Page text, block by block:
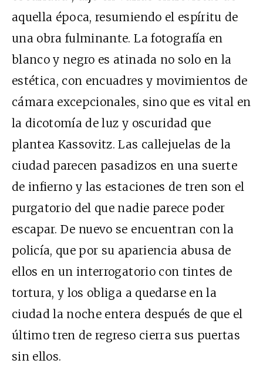
aquella época, resumiendo el espíritu de
una obra fulminante. La fotografía en
blanco y negro es atinada no solo en la
estética, con encuadres y movimientos de
cámara excepcionales, sino que es vital en
la dicotomía de luz y oscuridad que
plantea Kassovitz. Las callejuelas de la
ciudad parecen pasadizos en una suerte
de infierno y las estaciones de tren son el
purgatorio del que nadie parece poder
escapar. De nuevo se encuentran con la
policía, que por su apariencia abusa de
ellos en un interrogatorio con tintes de
tortura, y los obliga a quedarse en la
ciudad la noche entera después de que el
último tren de regreso cierra sus puertas
sin ellos.